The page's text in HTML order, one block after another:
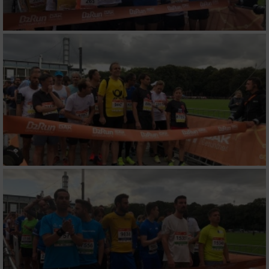
Verwendung genauer Standortdaten
Geräte anhand von aktiv angeforderten
Informationen identifizieren
Nicht-IAB-Verarbeitungszwecke:
Notwendig
Performance
Funktional
Werbung